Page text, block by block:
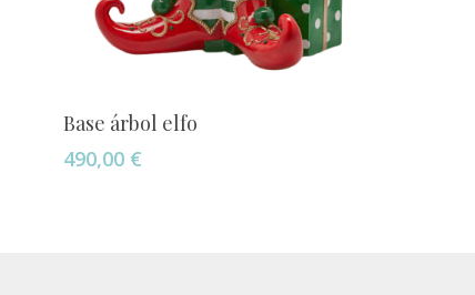
Añadir Al Carrito
Base árbol elfo
490,00 €